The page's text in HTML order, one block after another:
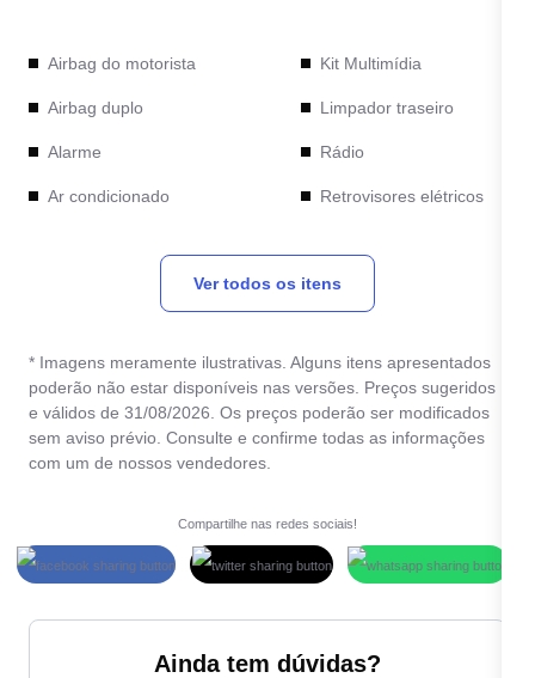
Airbag do motorista
Airbag duplo
Alarme
Ar condicionado
Computador de bordo
Direção hidráulica
Entrada USB
Farol de neblina
Kit Multimídia
Limpador traseiro
Rádio
Retrovisores elétricos
Sensor de
estacionamento traseiro
Travas elétricas
Vidros elétricos
Volante com Regulagem
Ver todos os itens
* Imagens meramente ilustrativas. Alguns itens apresentados
poderão não estar disponíveis nas versões. Preços sugeridos
e válidos de 31/08/2026. Os preços poderão ser modificados
sem aviso prévio. Consulte e confirme todas as informações
com um de nossos vendedores.
Compartilhe nas redes sociais!
Ainda tem dúvidas?